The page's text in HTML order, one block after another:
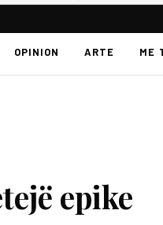
OPINION ARTE ME
epike